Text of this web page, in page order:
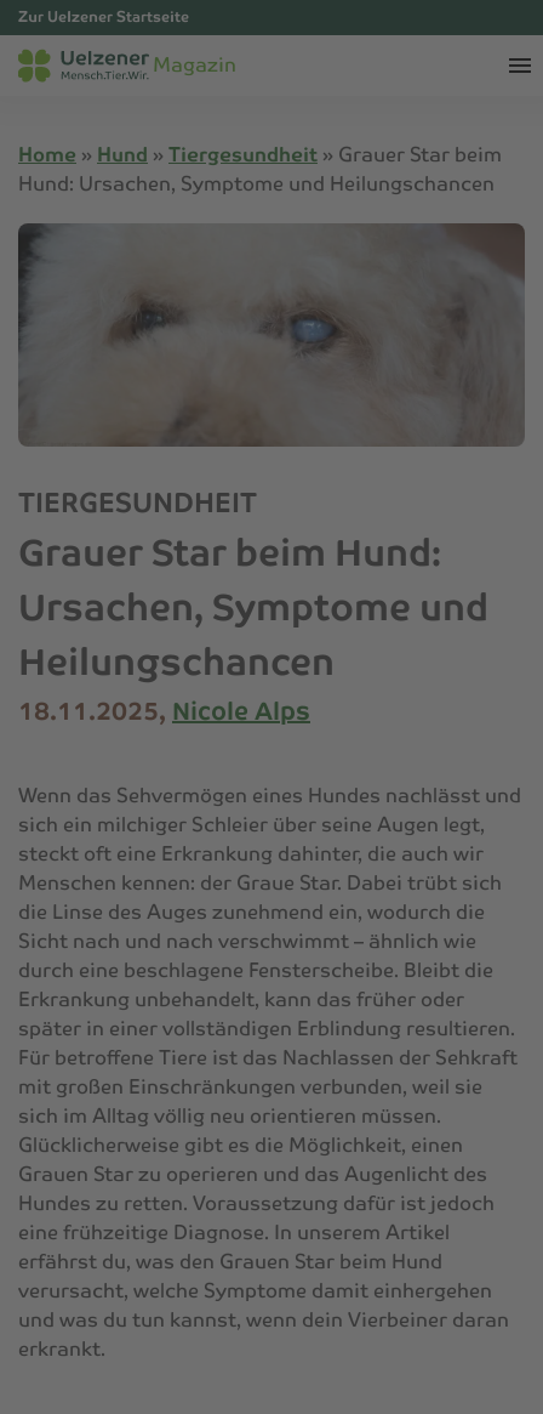
Zur Uelzener Startseite
Magazin
Home » Hund » Tiergesundheit » Grauer Star beim
Hund: Ursachen, Symptome und Heilungschancen
TIERGESUNDHEIT
Grauer Star beim Hund:
Ursachen, Symptome und
Heilungschancen
18.11.2025, Nicole Alps
Wenn das Sehvermögen eines Hundes nachlässt und
sich ein milchiger Schleier über seine Augen legt,
steckt oft eine Erkrankung dahinter, die auch wir
Menschen kennen: der Graue Star. Dabei trübt sich
die Linse des Auges zunehmend ein, wodurch die
Sicht nach und nach verschwimmt – ähnlich wie
durch eine beschlagene Fensterscheibe. Bleibt die
Erkrankung unbehandelt, kann das früher oder
später in einer vollständigen Erblindung resultieren.
Für betroffene Tiere ist das Nachlassen der Sehkraft
mit großen Einschränkungen verbunden, weil sie
sich im Alltag völlig neu orientieren müssen.
Glücklicherweise gibt es die Möglichkeit, einen
Grauen Star zu operieren und das Augenlicht des
Hundes zu retten. Voraussetzung dafür ist jedoch
eine frühzeitige Diagnose. In unserem Artikel
erfährst du, was den Grauen Star beim Hund
verursacht, welche Symptome damit einhergehen
und was du tun kannst, wenn dein Vierbeiner daran
erkrankt.